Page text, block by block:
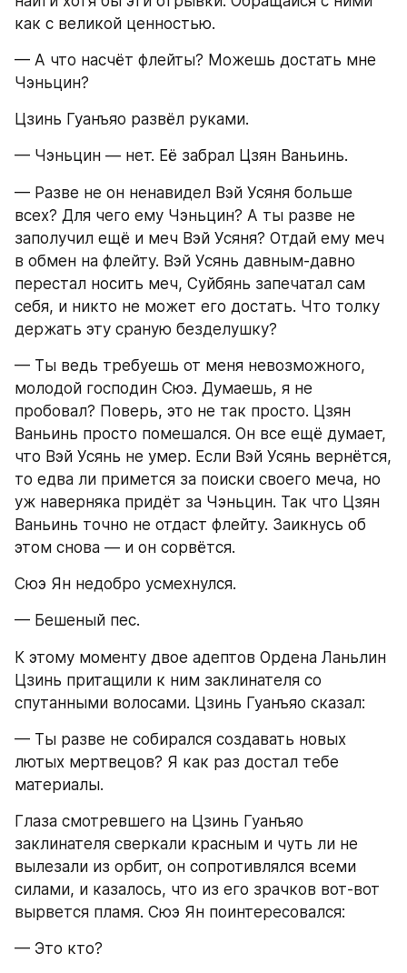
как с великой ценностью.
— А что насчёт флейты? Можешь достать мне
Чэньцин?
Цзинь Гуанъяо развёл руками.
— Чэньцин — нет. Её забрал Цзян Ваньинь.
— Разве не он ненавидел Вэй Усяня больше
всех? Для чего ему Чэньцин? А ты разве не
заполучил ещё и меч Вэй Усяня? Отдай ему меч
в обмен на флейту. Вэй Усянь давным-давно
перестал носить меч, Суйбянь запечатал сам
себя, и никто не может его достать. Что толку
держать эту сраную безделушку?
— Ты ведь требуешь от меня невозможного,
молодой господин Сюэ. Думаешь, я не
пробовал? Поверь, это не так просто. Цзян
Ваньинь просто помешался. Он все ещё думает,
что Вэй Усянь не умер. Если Вэй Усянь вернётся,
то едва ли примется за поиски своего меча, но
уж наверняка придёт за Чэньцин. Так что Цзян
Ваньинь точно не отдаст флейту. Заикнусь об
этом снова — и он сорвётся.
Сюэ Ян недобро усмехнулся.
— Бешеный пес.
К этому моменту двое адептов Ордена Ланьлин
Цзинь притащили к ним заклинателя со
спутанными волосами. Цзинь Гуанъяо сказал:
— Ты разве не собирался создавать новых
лютых мертвецов? Я как раз достал тебе
материалы.
Глаза смотревшего на Цзинь Гуанъяо
заклинателя сверкали красным и чуть ли не
вылезали из орбит, он сопротивлялся всеми
силами, и казалось, что из его зрачков вот-вот
вырвется пламя. Сюэ Ян поинтересовался:
— Это кто?